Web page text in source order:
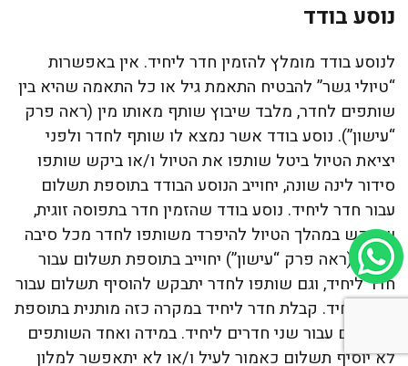
נוסע בודד
לנוסע בודד מומלץ להזמין חדר ליחיד. אין באפשרות
“טיולי גשר” להבטיח התאמת גיל או כל התאמה שהיא בין
שותפים לחדר, מלבד שיבוץ שותף מאותו מין (ראה פרק
“עישון”). נוסע בודד אשר נמצא לו שותף לחדר ולפני
יציאת הטיול ביטל שותפו את הטיול ו/או ביקש שותפו
סידור לינה שונה, יחוייב הנוסע הבודד בתוספת תשלום
עבור חדר ליחיד. נוסע בודד שהזמין חדר בתפוסה זוגית,
שיבקש במהלך הטיול להיפרד משותפו לחדר מכל סיבה
שהיא (ראה פרק “עישון”) יחוייב בתוספת תשלום עבור
חדר ליחיד, וגם שותפו לחדר יתבקש להוסיף תשלום עבור
חדר ליחיד. קבלת חדר ליחיד במקרה כזה מותנית בתוספת
התשלום עבור שני חדרים ליחיד. במידה ואחד השותפים
לא יוסיף תשלום כאמור לעיל ו/או לא יתאפשר למלון